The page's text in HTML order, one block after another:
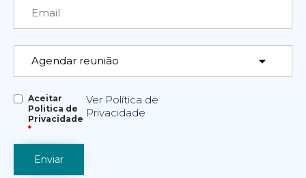
Aceitar
Politica de
Privacidade
*
Ver Política de
Privacidade